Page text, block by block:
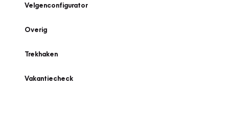
Velgenconfigurator
Overig
Trekhaken
Vakantiecheck